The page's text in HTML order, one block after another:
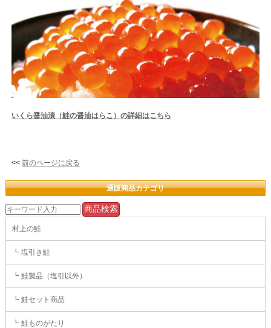
いくら醤油漬（鮭の醤油はらこ）の詳細はこちら
<< 前のページに戻る
通販商品カテゴリ
村上の鮭
┗ 塩引き鮭
┗ 鮭製品（塩引以外）
┗ 鮭セット商品
┗ 鮭ものがたり